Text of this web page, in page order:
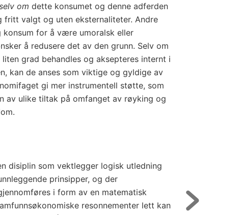
om dette konsumet og denne adferden
valgt og uten eksternaliteter. Andre
konsum for å være umoralsk eller
å redusere det av den grunn. Selv om
liten grad behandles og aksepteres internt i
kan de anses som viktige og gyldige av
gi mer instrumentell støtte, som
av ulike tiltak på omfanget av røyking og
disiplin som vektlegger logisk utledning
prinsipper, og der
i form av en matematisk
resonnementer lett kan